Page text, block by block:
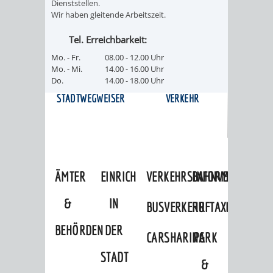
STADTWEGWEISER
ÄMTER
&
BEHÖRDEN
EINRICHTUNGEN
IN
DER
STADT
VERKEHR
VERKEHRSINFORMATIONEN
BAHNVERKEHR
BUSVERKEHRRUFTAXI
CARSHARINGPARK
&
Dienststellen.
Wir haben gleitende Arbeitszeit.
Tel. Erreichbarkeit:
Mo. - Fr.
08.00 - 12.00 Uhr
Mo. - Mi.
14.00 - 16.00 Uhr
Do.
14.00 - 18.00 Uhr